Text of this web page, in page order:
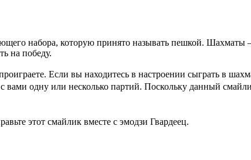
набора, которую принято называть пешкой. Шахматы
на победу.
Если вы находитесь в настроении сыграть в
вами одну или несколько партий. Поскольку данный
этот смайлик вместе с эмодзи Гвардеец.